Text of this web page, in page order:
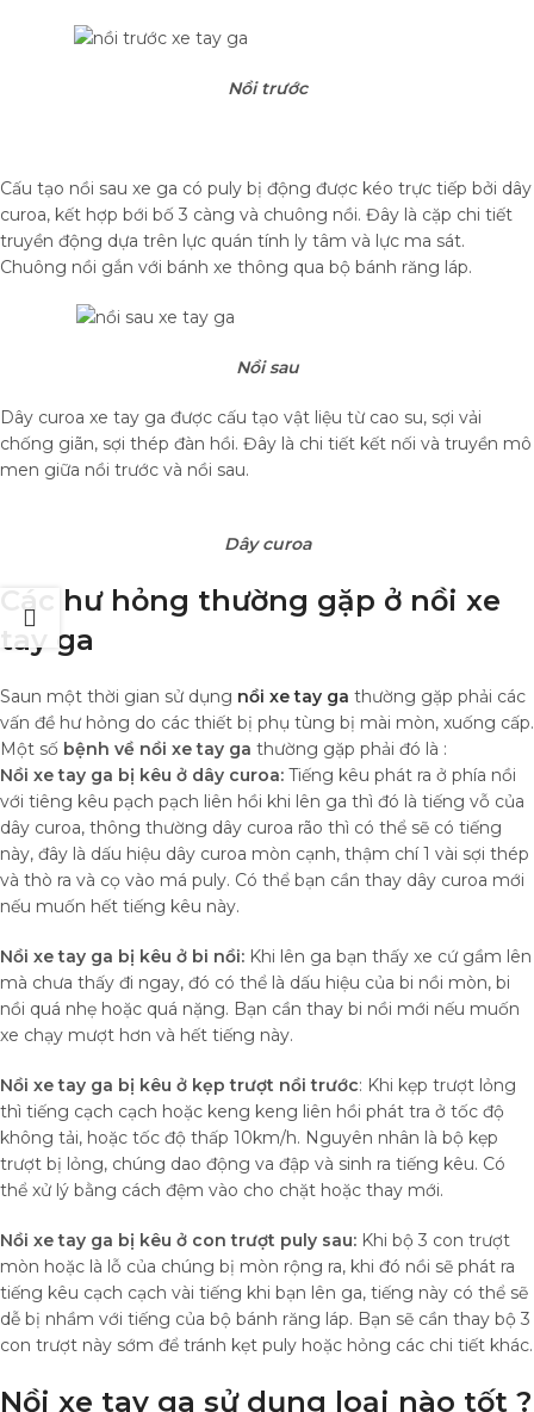
Nồi trước
Cấu tạo nồi sau xe ga có puly bị động được kéo trực tiếp bởi dây
curoa, kết hợp bới bố 3 càng và chuông nồi. Đây là cặp chi tiết
truyền động dựa trên lực quán tính ly tâm và lực ma sát.
Chuông nồi gắn với bánh xe thông qua bộ bánh răng láp.
Nồi sau
Dây curoa xe tay ga được cấu tạo vật liệu từ cao su, sợi vải
chống giãn, sợi thép đàn hồi. Đây là chi tiết kết nối và truyền mô
men giữa nồi trước và nồi sau.
Dây curoa
Các hư hỏng thường gặp ở nồi xe
tay ga
Saun một thời gian sử dụng nồi xe tay ga thường gặp phải các
vấn đề hư hỏng do các thiết bị phụ tùng bị mài mòn, xuống cấp.
Một số bệnh về nồi xe tay ga thường gặp phải đó là :
Nồi xe tay ga bị kêu ở dây curoa: Tiếng kêu phát ra ở phía nồi
với tiêng kêu pạch pạch liên hồi khi lên ga thì đó là tiếng vỗ của
dây curoa, thông thường dây curoa rão thì có thể sẽ có tiếng
này, đây là dấu hiệu dây curoa mòn cạnh, thậm chí 1 vài sợi thép
và thò ra và cọ vào má puly. Có thể bạn cần thay dây curoa mới
nếu muốn hết tiếng kêu này.
Nồi xe tay ga bị kêu ở bi nồi: Khi lên ga bạn thấy xe cứ gầm lên
mà chưa thấy đi ngay, đó có thể là dấu hiệu của bi nồi mòn, bi
nồi quá nhẹ hoặc quá nặng. Bạn cần thay bi nồi mới nếu muốn
xe chạy mượt hơn và hết tiếng này.
Nồi xe tay ga bị kêu ở kẹp trượt nồi trước: Khi kẹp trượt lỏng
thì tiếng cạch cạch hoặc keng keng liên hồi phát tra ở tốc độ
không tải, hoặc tốc độ thấp 10km/h. Nguyên nhân là bộ kẹp
trượt bị lỏng, chúng dao động va đập và sinh ra tiếng kêu. Có
thể xử lý bằng cách đệm vào cho chặt hoặc thay mới.
Nồi xe tay ga bị kêu ở con trượt puly sau: Khi bộ 3 con trượt
mòn hoặc là lỗ của chúng bị mòn rộng ra, khi đó nồi sẽ phát ra
tiếng kêu cạch cạch vài tiếng khi bạn lên ga, tiếng này có thể sẽ
dễ bị nhầm với tiếng của bộ bánh răng láp. Bạn sẽ cần thay bộ 3
con trượt này sớm để tránh kẹt puly hoặc hỏng các chi tiết khác.
Nồi xe tay ga sử dụng loại nào tốt ?